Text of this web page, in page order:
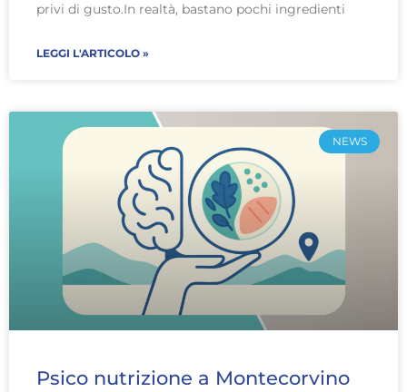
privi di gusto.In realtà, bastano pochi ingredienti
LEGGI L'ARTICOLO »
NEWS
Psico nutrizione a Montecorvino